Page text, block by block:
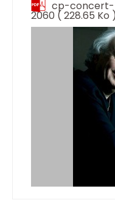
cp-concert-
2060 ( 228.65 Ko